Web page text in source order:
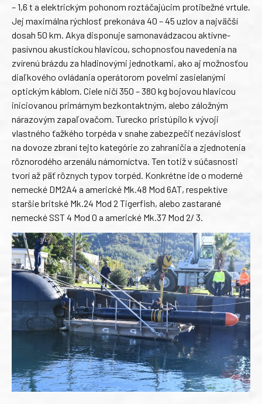
– 1,6 t a elektrickým pohonom roztáčajúcim protibežné vrtule.
Jej maximálna rýchlosť prekonáva 40 – 45 uzlov a najväčší
dosah 50 km. Akya disponuje samonavádzacou aktívne-
pasívnou akustickou hlavicou, schopnosťou navedenia na
zvírenú brázdu za hladinovými jednotkami, ako aj možnosťou
diaľkového ovládania operátorom povelmi zasielanými
optickým káblom. Ciele ničí 350 – 380 kg bojovou hlavicou
iniciovanou primárnym bezkontaktným, alebo záložným
nárazovým zapaľovačom. Turecko pristúpilo k vývoji
vlastného ťažkého torpéda v snahe zabezpečiť nezávislosť
na dovoze zbraní tejto kategórie zo zahraničia a zjednotenia
rôznorodého arzenálu námorníctva. Ten totiž v súčasnosti
tvorí až päť rôznych typov torpéd. Konkrétne ide o moderné
nemecké DM2A4 a americké Mk.48 Mod 6AT, respektíve
staršie britské Mk.24 Mod 2 Tigerfish, alebo zastarané
nemecké SST 4 Mod 0 a americké Mk.37 Mod 2/ 3.